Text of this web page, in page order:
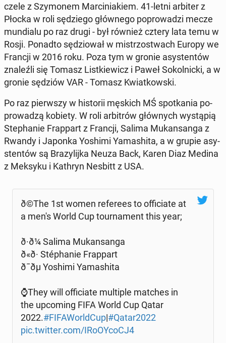
czele z Szy­mo­nem Mar­ci­nia­kiem. 41-letni arbiter z
Płocka w roli sę­dzie­go głów­ne­go po­pro­wa­dzi mecze
mun­dia­lu po raz drugi - był również cztery lata temu w
Rosji. Ponadto sę­dzio­wał w mi­strzo­stwach Europy we
Francji w 2016 roku. Poza tym w gronie asy­sten­tów
zna­leź­li się Tomasz List­kie­wicz i Paweł So­kol­nic­ki, a w
gronie sędziów VAR - Tomasz Kwiat­kow­ski.
Po raz pierw­szy w hi­sto­rii męskich MŚ spo­tka­nia po­
pro­wa­dzą kobiety. W roli ar­bi­trów głów­nych wy­stą­pią
Ste­pha­nie Frap­part z Francji, Salima Mu­kan­san­ga z
Rwandy i Japonka Yoshimi Yama­shi­ta, a w grupie asy­
sten­tów są Bra­zy­lij­ka Neuza Back, Karen Diaz Medina
z Meksyku i Kathryn Nesbitt z USA.
ð©The 1st women re­fe­re­es to of­fi­cia­te at
a men's World Cup to­ur­na­ment this year;
ð·ð¼ Salima Mu­kan­san­ga
ð«ð· Stépha­nie Frap­part
ð¯ðµ Yoshimi Yama­shi­ta
⌚️They will of­fi­cia­te mul­ti­ple matches in
the upco­ming FIFA World Cup Qatar
2022.#FI­FA­World­Cup|#Qatar2022
pic.twitter.com/IRo­OY­coCJ4